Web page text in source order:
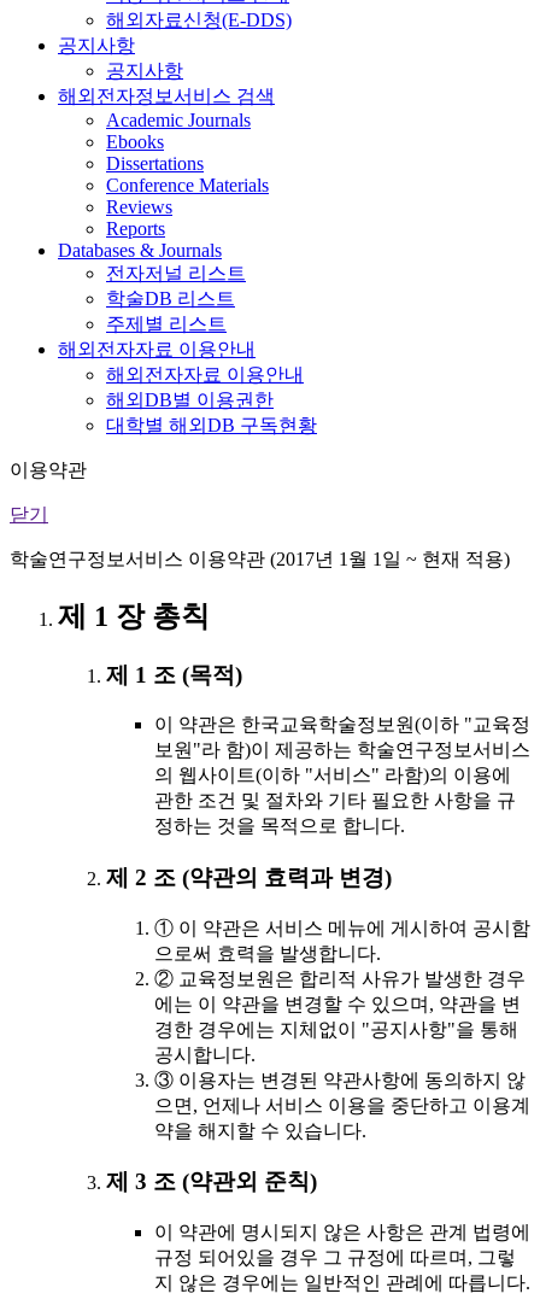
해외자료신청(E-DDS)
공지사항
공지사항
해외전자정보서비스 검색
Academic Journals
Ebooks
Dissertations
Conference Materials
Reviews
Reports
Databases & Journals
전자저널 리스트
학술DB 리스트
주제별 리스트
해외전자자료 이용안내
해외전자자료 이용안내
해외DB별 이용권한
대학별 해외DB 구독현황
이용약관
닫기
학술연구정보서비스 이용약관 (2017년 1월 1일 ~ 현재 적용)
제 1 장 총칙
제 1 조 (목적)
이 약관은 한국교육학술정보원(이하 "교육정
보원"라 함)이 제공하는 학술연구정보서비스
의 웹사이트(이하 "서비스" 라함)의 이용에
관한 조건 및 절차와 기타 필요한 사항을 규
정하는 것을 목적으로 합니다.
제 2 조 (약관의 효력과 변경)
① 이 약관은 서비스 메뉴에 게시하여 공시함
으로써 효력을 발생합니다.
② 교육정보원은 합리적 사유가 발생한 경우
에는 이 약관을 변경할 수 있으며, 약관을 변
경한 경우에는 지체없이 "공지사항"을 통해
공시합니다.
③ 이용자는 변경된 약관사항에 동의하지 않
으면, 언제나 서비스 이용을 중단하고 이용계
약을 해지할 수 있습니다.
제 3 조 (약관외 준칙)
이 약관에 명시되지 않은 사항은 관계 법령에
규정 되어있을 경우 그 규정에 따르며, 그렇
지 않은 경우에는 일반적인 관례에 따릅니다.